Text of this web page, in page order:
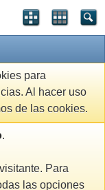
para
Al hacer uso
de las cookies.
.
Para
las opciones